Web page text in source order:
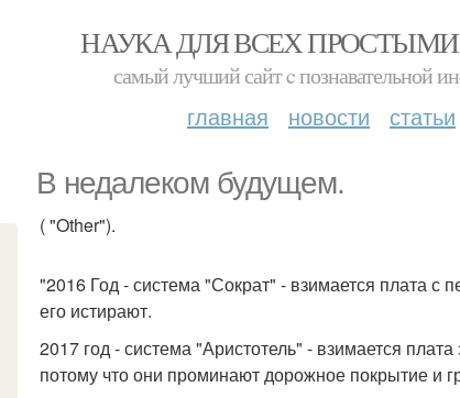
НАУКА ДЛЯ ВСЕХ
самый лучший сайт c познавательной
главная новости статьи
В недалеком будущем.
( "Other").
"2016 Год - система "Сократ" - взимается плата с
его истирают.
2017 год - система "Аристотель" - взимается
потому что они проминают дорожное покрытие и